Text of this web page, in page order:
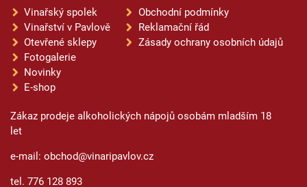
Vinařský spolek
Vinařství v Pavlově
Otevřené sklepy
Fotogalerie
Novinky
E-shop
Obchodní podmínky
Reklamační řád
Zásady ochrany osobních údajů
Zákaz prodeje alkoholických nápojů osobám mladším 18
let
e-mail: obchod@vinaripavlov.cz
tel. 776 128 893